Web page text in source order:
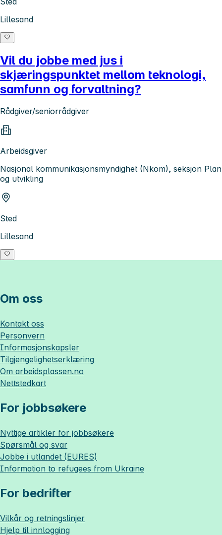
Lillesand
Vil du jobbe med jus i
skjæringspunktet mellom teknologi,
samfunn og forvaltning?
Rådgiver/seniorrådgiver
Arbeidsgiver
Nasjonal kommunikasjonsmyndighet (Nkom), seksjon Plan
og utvikling
Sted
Lillesand
Om oss
Kontakt oss
Personvern
Informasjonskapsler
Tilgjengelighetserklæring
Om arbeidsplassen.no
Nettstedkart
For jobbsøkere
Nyttige artikler for jobbsøkere
Spørsmål og svar
Jobbe i utlandet (EURES)
Information to refugees from Ukraine
For bedrifter
Vilkår og retningslinjer
Hjelp til innlogging